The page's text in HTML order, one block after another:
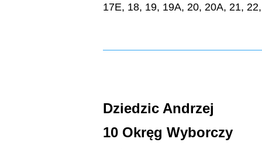
17E, 18, 19, 19A, 20, 20A, 21,
Dziedzic Andrzej
10 Okręg Wyborczy